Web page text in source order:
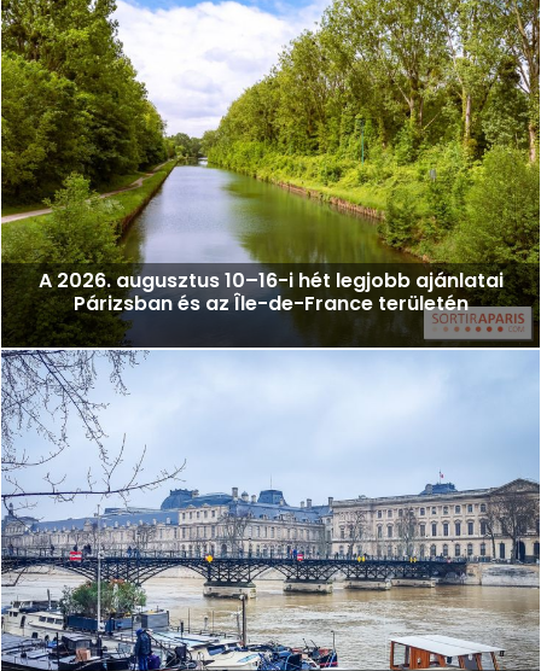
A 2026. augusztus 10–16-i hét legjobb ajánlatai
Párizsban és az Île-de-France területén